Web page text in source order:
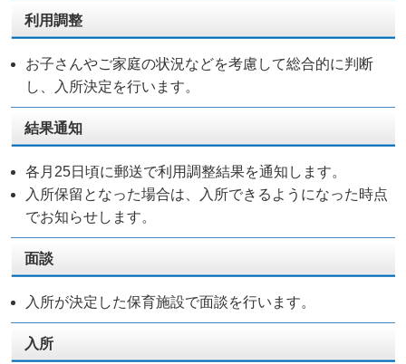
利用調整
お子さんやご家庭の状況などを考慮して総合的に判断
し、入所決定を行います。
​結果通知
各月25日頃に郵送で利用調整結果を通知します。
​入所保留となった場合は、入所できるようになった時点
でお知らせします。
面談
入所が決定した保育施設で面談を行います。
入所